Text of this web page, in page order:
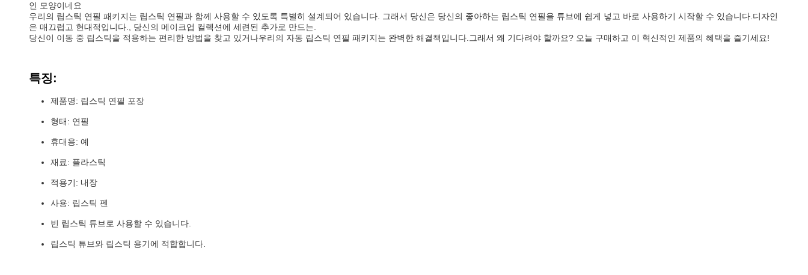
인 모양이네요
우리의 립스틱 연필 패키지는 립스틱 연필과 함께 사용할 수 있도록 특별히 설계되어 있습니다. 그래서 당신은 당신의 좋아하는 립스틱 연필을 튜브에 쉽게 넣고 바로 사용하기 시작할 수 있습니다.디자인
은 매끄럽고 현대적입니다., 당신의 메이크업 컬렉션에 세련된 추가로 만드는.
당신이 이동 중 립스틱을 적용하는 편리한 방법을 찾고 있거나우리의 자동 립스틱 연필 패키지는 완벽한 해결책입니다.그래서 왜 기다려야 할까요? 오늘 구매하고 이 혁신적인 제품의 혜택을 즐기세요!
특징:
제품명: 립스틱 연필 포장
형태: 연필
휴대용: 예
재료: 플라스틱
적용기: 내장
사용: 립스틱 펜
빈 립스틱 튜브로 사용할 수 있습니다.
립스틱 튜브와 립스틱 용기에 적합합니다.